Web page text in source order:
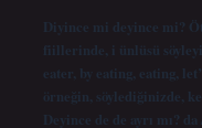
Diyince mi deyince mi?
fiillerinde, i ünlüsü
eater, by eating, eating,
örneğin, söylediğinizde,
Deyince de de ayrı mı?